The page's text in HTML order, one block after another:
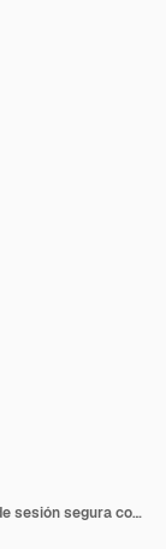
Plantilla de formulario de página de inicio de sesión segura con diseño de nombre de usuario y contraseña